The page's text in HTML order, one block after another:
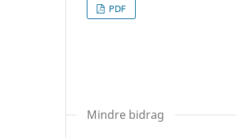
PDF
Mindre bidrag